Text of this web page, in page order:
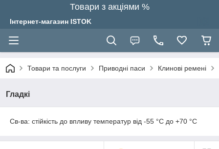
Товари з акціями %
Інтернет-магазин ISTOK
Товари та послуги Приводні паси Клинові ремені
Гладкі
Св-ва: стійкість до впливу температур від -55 °C до +70 °C